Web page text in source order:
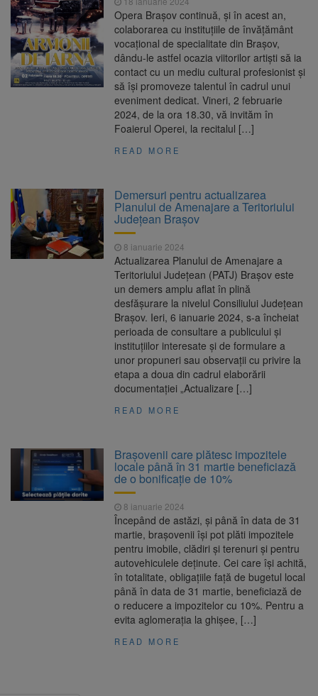
Opera Brașov continuă, și în acest an,
colaborarea cu instituțiile de învățământ
vocațional de specialitate din Brașov,
dându-le astfel ocazia viitorilor artiști să ia
contact cu un mediu cultural profesionist și
să își promoveze talentul în cadrul unui
eveniment dedicat. Vineri, 2 februarie
2024, de la ora 18.30, vă invităm în
Foaierul Operei, la recitalul […]
READ MORE
Demersuri pentru actualizarea
Planului de Amenajare a Teritoriului
Judeţean Brașov
8 ianuarie 2024
Actualizarea Planului de Amenajare a
Teritoriului Judeţean (PATJ) Braşov este
un demers amplu aflat în plină
desfăşurare la nivelul Consiliului Judeţean
Braşov. Ieri, 6 ianuarie 2024, s-a încheiat
perioada de consultare a publicului şi
instituţiilor interesate şi de formulare a
unor propuneri sau observaţii cu privire la
etapa a doua din cadrul elaborării
documentaţiei „Actualizare […]
READ MORE
Brașovenii care plătesc impozitele
locale până în 31 martie beneficiază
de o bonificație de 10%
8 ianuarie 2024
Începând de astăzi, și până în data de 31
martie, brașovenii își pot plăti impozitele
pentru imobile, clădiri și terenuri și pentru
autovehiculele deținute. Cei care își achită,
în totalitate, obligațiile față de bugetul local
până în data de 31 martie, beneficiază de
o reducere a impozitelor cu 10%. Pentru a
evita aglomerația la ghișee, […]
READ MORE